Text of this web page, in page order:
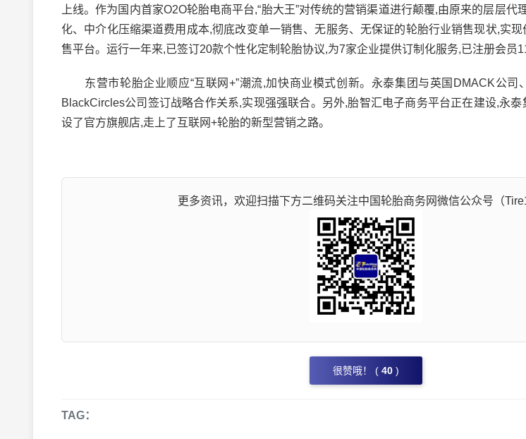
上线。作为国内首家O2O轮胎电商平台,“胎大王”对传统的营销渠道进行颠覆,由原来的层层代
化、中介化压缩渠道费用成本,彻底改变单一销售、无服务、无保证的轮胎行业销售现状,实
售平台。运行一年来,已签订20款个性化定制轮胎协议,为7家企业提供订制化服务,已注册会员
东营市轮胎企业顺应“互联网+”潮流,加快商业模式创新。永泰集团与英国DMACK公司
BlackCircles公司签订战略合作关系,实现强强联合。另外,胎智汇电子商务平台正在建设,永
设了官方旗舰店,走上了互联网+轮胎的新型营销之路。
更多资讯，欢迎扫描下方二维码关注中国轮胎商务网微信公众号（
很赞哦！ ( 40 )
TAG：